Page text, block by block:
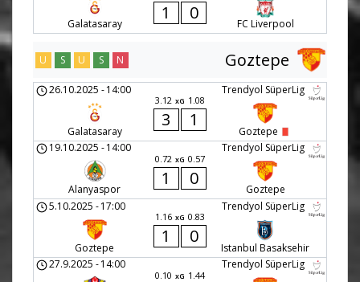
Galatasaray
1 0
FC Liverpool
Goztepe
U S U S N
Trendyol SüperLig
26.10.2025 -14:00
Galatasaray
3.12 xG 1.08
3 1
Goztepe
Trendyol SüperLig
19.10.2025 -14:00
Alanyaspor
0.72 xG 0.57
1 0
Goztepe
Trendyol SüperLig
5.10.2025 -17:00
Goztepe
1.16 xG 0.83
1 0
Istanbul Basaksehir
Trendyol SüperLig
27.9.2025 -14:00
0.10 xG 1.44